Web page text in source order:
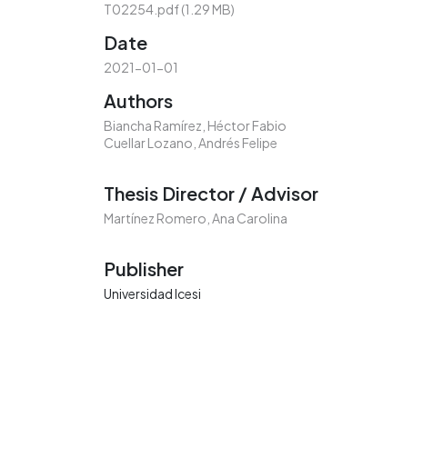
T02254.pdf(1.29 MB)
Date
2021-01-01
Authors
Biancha Ramírez, Héctor Fabio
Cuellar Lozano, Andrés Felipe
Thesis Director / Advisor
Martínez Romero, Ana Carolina
Publisher
Universidad Icesi